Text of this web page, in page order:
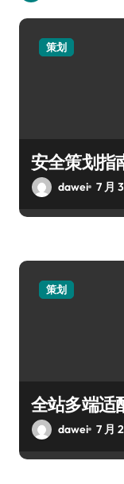
策划
安全策划指
dawei 7 月
策划
全站多端适
dawei 7 月